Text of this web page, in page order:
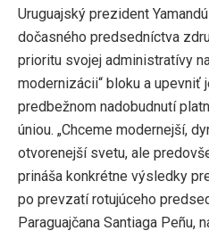
Uruguajský prezident
dočasného predsedníctva
prioritu svojej administratívy
modernizácii“ bloku a upevniť
predbežnom nadobudnutí
úniou. „Chceme modernejší,
otvorenejší svetu, ale
prináša konkrétne výsledky
po prevzatí rotujúceho
Paraguajčana Santiaga Peñu,